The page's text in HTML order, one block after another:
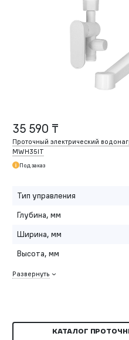
35 590 ₸
Проточный электрический
MWH35IT
Под заказ
Тип управления
Глубина, мм
Ширина, мм
Высота, мм
Развернуть
КАТАЛОГ